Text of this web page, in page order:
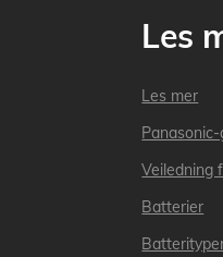
Les
Les mer
Veiledning
Batterier